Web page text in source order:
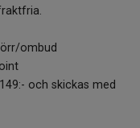
ombud
och skickas med